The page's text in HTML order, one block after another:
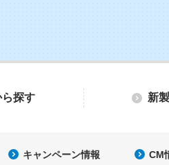
探す 新
キャンペーン情報 CM